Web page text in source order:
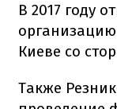
В 2017 году
Киеве со
Также